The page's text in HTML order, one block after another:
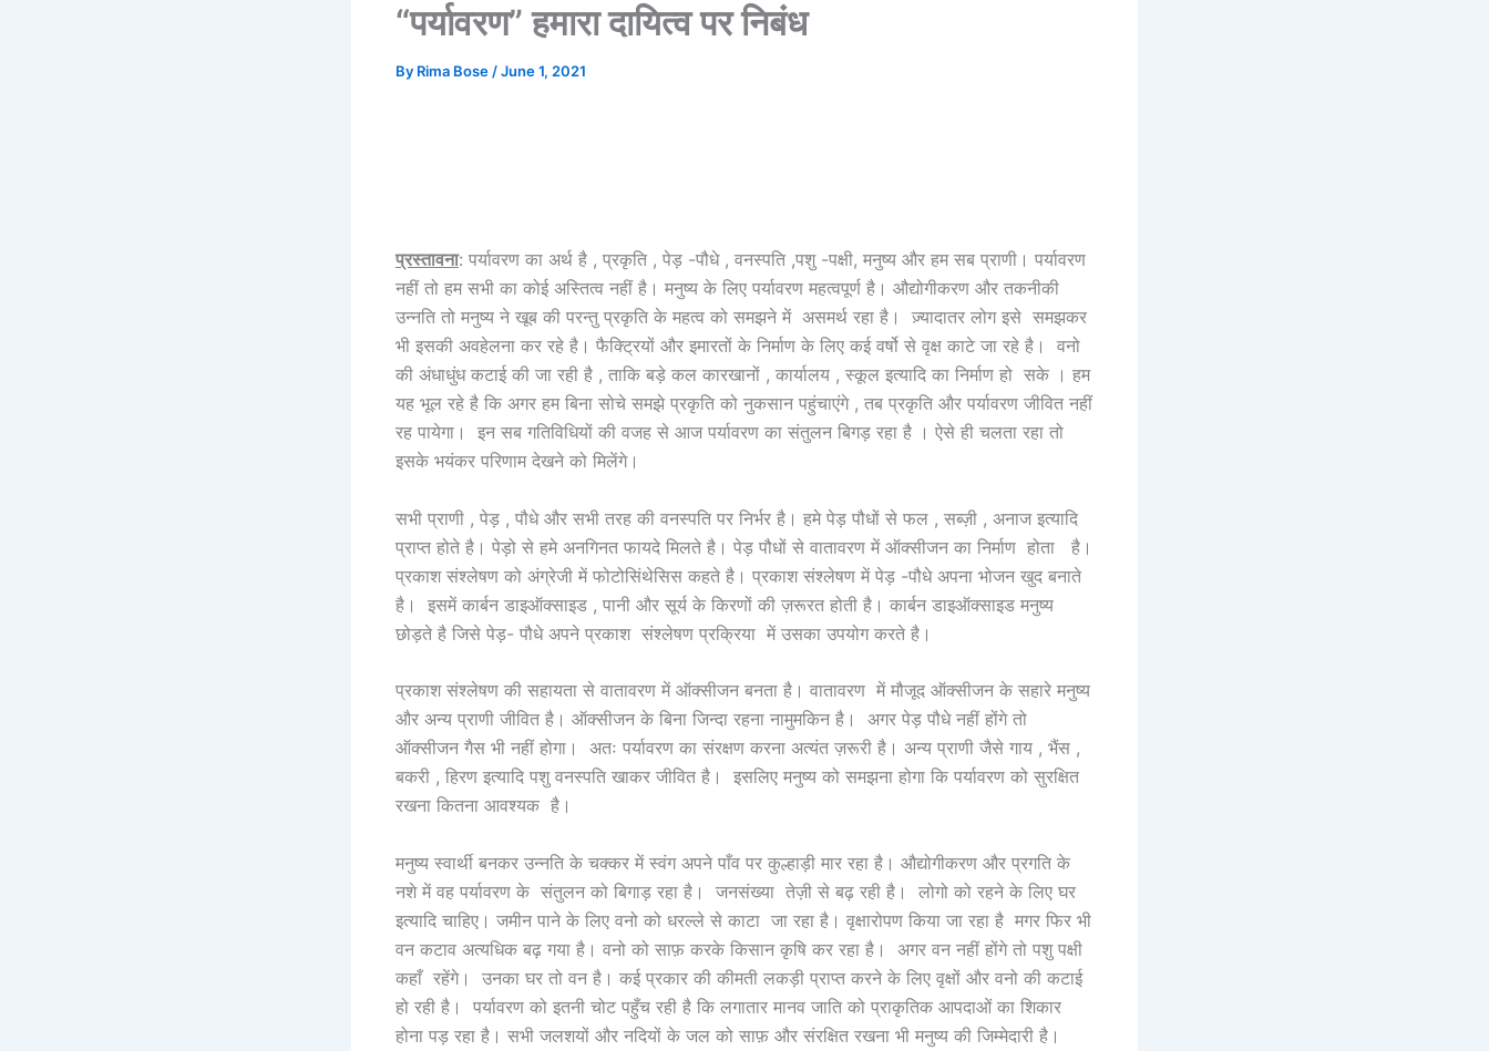
“पर्यावरण” हमारा दायित्व पर निबंध
By Rima Bose /June 1, 2021
प्रस्तावना: पर्यावरण का अर्थ है , प्रकृति , पेड़ -पौधे , वनस्पति ,पशु -पक्षी, मनुष्य और हम सब प्राणी। पर्यावरण
नहीं तो हम सभी का कोई अस्तित्व नहीं है। मनुष्य के लिए पर्यावरण महत्वपूर्ण है। औद्योगीकरण और तकनीकी
उन्नति तो मनुष्य ने खूब की परन्तु प्रकृति के महत्व को समझने में असमर्थ रहा है। ज़्यादातर लोग इसे समझकर
भी इसकी अवहेलना कर रहे है। फैक्ट्रियों और इमारतों के निर्माण के लिए कई वर्षो से वृक्ष काटे जा रहे है। वनो
की अंधाधुंध कटाई की जा रही है , ताकि बड़े कल कारखानों , कार्यालय , स्कूल इत्यादि का निर्माण हो सके । हम
यह भूल रहे है कि अगर हम बिना सोचे समझे प्रकृति को नुकसान पहुंचाएंगे , तब प्रकृति और पर्यावरण जीवित नहीं
रह पायेगा। इन सब गतिविधियों की वजह से आज पर्यावरण का संतुलन बिगड़ रहा है । ऐसे ही चलता रहा तो
इसके भयंकर परिणाम देखने को मिलेंगे।
सभी प्राणी , पेड़ , पौधे और सभी तरह की वनस्पति पर निर्भर है। हमे पेड़ पौधों से फल , सब्ज़ी , अनाज इत्यादि
प्राप्त होते है। पेड़ो से हमे अनगिनत फायदे मिलते है। पेड़ पौधों से वातावरण में ऑक्सीजन का निर्माण होता है।
प्रकाश संश्लेषण को अंग्रेजी में फोटोसिंथेसिस कहते है। प्रकाश संश्लेषण में पेड़ -पौधे अपना भोजन खुद बनाते
है। इसमें कार्बन डाइऑक्साइड , पानी और सूर्य के किरणों की ज़रूरत होती है। कार्बन डाइऑक्साइड मनुष्य
छोड़ते है जिसे पेड़- पौधे अपने प्रकाश संश्लेषण प्रक्रिया में उसका उपयोग करते है।
प्रकाश संश्लेषण की सहायता से वातावरण में ऑक्सीजन बनता है। वातावरण में मौजूद ऑक्सीजन के सहारे मनुष्य
और अन्य प्राणी जीवित है। ऑक्सीजन के बिना जिन्दा रहना नामुमकिन है। अगर पेड़ पौधे नहीं होंगे तो
ऑक्सीजन गैस भी नहीं होगा। अतः पर्यावरण का संरक्षण करना अत्यंत ज़रूरी है। अन्य प्राणी जैसे गाय , भैंस ,
बकरी , हिरण इत्यादि पशु वनस्पति खाकर जीवित है। इसलिए मनुष्य को समझना होगा कि पर्यावरण को सुरक्षित
रखना कितना आवश्यक है।
मनुष्य स्वार्थी बनकर उन्नति के चक्कर में स्वंग अपने पाँव पर कुल्हाड़ी मार रहा है। औद्योगीकरण और प्रगति के
नशे में वह पर्यावरण के संतुलन को बिगाड़ रहा है। जनसंख्या तेज़ी से बढ़ रही है। लोगो को रहने के लिए घर
इत्यादि चाहिए। जमीन पाने के लिए वनो को धरल्ले से काटा जा रहा है। वृक्षारोपण किया जा रहा है मगर फिर भी
वन कटाव अत्यधिक बढ़ गया है। वनो को साफ़ करके किसान कृषि कर रहा है। अगर वन नहीं होंगे तो पशु पक्षी
कहाँ रहेंगे। उनका घर तो वन है। कई प्रकार की कीमती लकड़ी प्राप्त करने के लिए वृक्षों और वनो की कटाई
हो रही है। पर्यावरण को इतनी चोट पहुँच रही है कि लगातार मानव जाति को प्राकृतिक आपदाओं का शिकार
होना पड़ रहा है। सभी जलशयों और नदियों के जल को साफ़ और संरक्षित रखना भी मनुष्य की जिम्मेदारी है।